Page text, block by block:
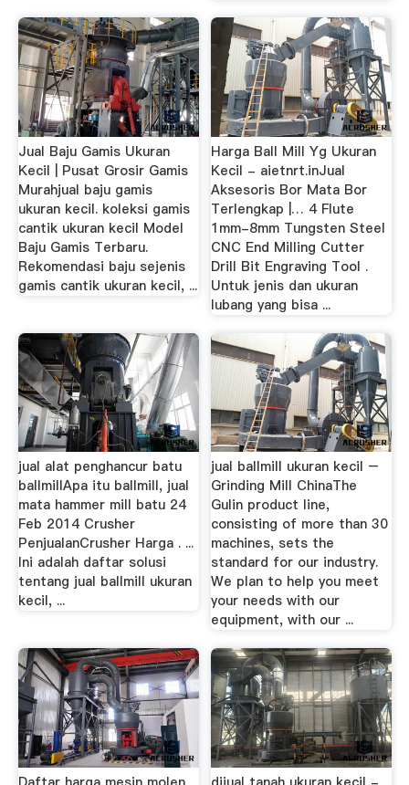
Jual Baju Gamis Ukuran
Kecil | Pusat Grosir Gamis
Murahjual baju gamis
ukuran kecil. koleksi gamis
cantik ukuran kecil Model
Baju Gamis Terbaru.
Rekomendasi baju sejenis
gamis cantik ukuran kecil, ...
Harga Ball Mill Yg Ukuran
Kecil - aietnrt.inJual
Aksesoris Bor Mata Bor
Terlengkap |… 4 Flute
1mm-8mm Tungsten Steel
CNC End Milling Cutter
Drill Bit Engraving Tool .
Untuk jenis dan ukuran
lubang yang bisa ...
jual alat penghancur batu
ballmillApa itu ballmill, jual
mata hammer mill batu 24
Feb 2014 Crusher
PenjualanCrusher Harga . ...
Ini adalah daftar solusi
tentang jual ballmill ukuran
kecil, ...
jual ballmill ukuran kecil –
Grinding Mill ChinaThe
Gulin product line,
consisting of more than 30
machines, sets the
standard for our industry.
We plan to help you meet
your needs with our
equipment, with our ...